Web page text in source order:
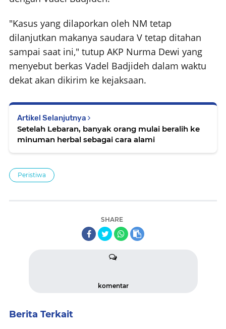
"Kasus yang dilaporkan oleh NM tetap
dilanjutkan makanya saudara V tetap ditahan
sampai saat ini," tutup AKP Nurma Dewi yang
menyebut berkas Vadel Badjideh dalam waktu
dekat akan dikirim ke kejaksaan.
Artikel Selanjutnya
Setelah Lebaran, banyak orang mulai beralih ke
minuman herbal sebagai cara alami
Peristiwa
SHARE
komentar
Berita Terkait